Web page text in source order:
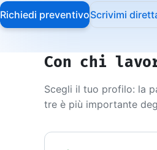
Richiedi preventivoScrivimi
Con chi
Scegli il tuo profilo: la
tre è più importante